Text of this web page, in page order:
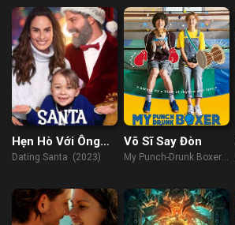
Hẹn Hò Với Ông
Già Tuyết
Dating Santa (2023)
Võ Sĩ Say Đòn
My Punch-Drunk Boxer